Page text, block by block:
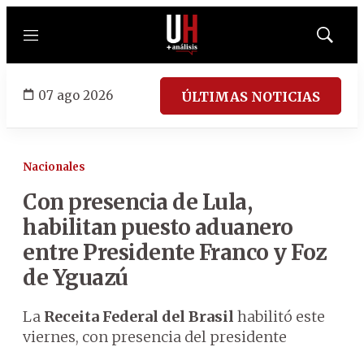
Menú
Mostrar
07 ago 2026 ÚLTIMAS NOTICIAS
Nacionales
Con presencia de Lula,
habilitan puesto aduanero
entre Presidente Franco y Foz
de Yguazú
La Receita Federal del Brasil habilitó este
viernes, con presencia del presidente